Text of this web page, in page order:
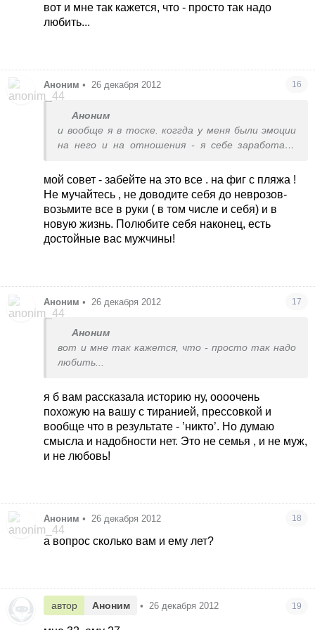
поверьте, я знаю, что говорю. И не важно
вот и мне так кажется, что - просто так надо
любить...
Аноним • 26 декабря 2012 16
Аноним
и вообще я в тоске. коггда у меня были эмоции
на него и на отношения - я себе заработала
поправилась на нервах на 19 кг. у меня просто
нет сил и желания ни на что, а когда меня
давят - я просто отключаюсь, как подросток,
когда его словили ’на горячем’, а он ухмыляется,
молчит и смотрит в сторону...
мой совет - забейте на это все . на фиг с пляжа !
Не мучайтесь , не доводите себя до неврозов-
возьмите все в руки ( в том числе и себя) и в
новую жизнь. Полюбите себя наконец, есть
достойные вас мужчины!
Аноним • 26 декабря 2012 17
Аноним
вот и мне так кажется, что - просто так надо
любить...
я б вам рассказала историю ну, оооочень
похожую на вашу с тиранией, прессовкой и
вообще что в результате - ’никто’. Но думаю
смысла и надобности нет. Это не семья , и не муж,
и не любовь!
Аноним • 26 декабря 2012 18
а вопрос сколько вам и ему лет?
автор Аноним • 26 декабря 2012 19